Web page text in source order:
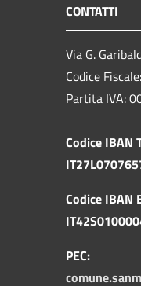
CONTATTI
Via G.
Codice
Partita IVA:
Codice IBAN
Codice IBAN
PEC: